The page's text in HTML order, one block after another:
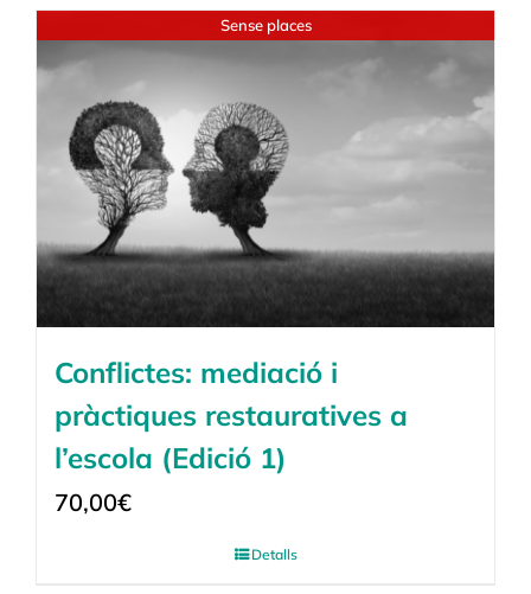
Sense places
Conflictes: mediació i
pràctiques restauratives a
l’escola (Edició 1)
70,00€
Detalls